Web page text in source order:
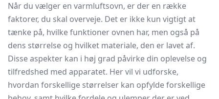
Når du vælger en varmluftsovn, er der en række
faktorer, du skal overveje. Det er ikke kun vigtigt at
tænke på, hvilke funktioner ovnen har, men også på
dens størrelse og hvilket materiale, den er lavet af.
Disse aspekter kan i høj grad påvirke din oplevelse og
tilfredshed med apparatet. Her vil vi udforske,
hvordan forskellige størrelser kan opfylde forskellige